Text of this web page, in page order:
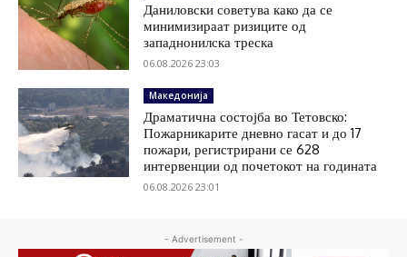
Даниловски советува како да се
минимизираат ризиците од
западнонилска треска
06.08.2026 23:03
Македонија
Драматична состојба во Тетовско:
Пожарникарите дневно гасат и до 17
пожари, регистрирани се 628
интервенции од почетокот на годината
06.08.2026 23:01
- Advertisement -